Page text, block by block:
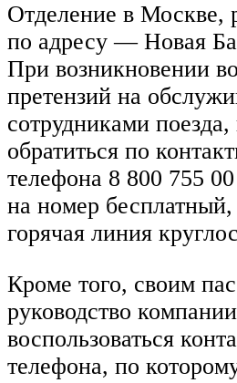
Отделение в Москве,
по адресу — Новая
При возникновении
претензий на
сотрудниками
обратиться по
телефона 8 800 755
на номер бесплатный,
горячая линия
Кроме того, своим
руководство
воспользоваться
телефона, по